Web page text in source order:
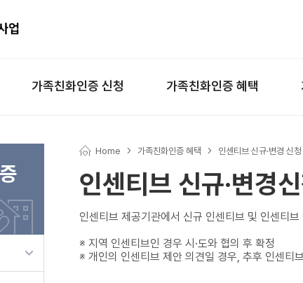
가족친화인증 신청 가족친화인증 혜택
Home 가족친화인증 혜택 인센티브 신규·변경 신청
인센티브 신규·변경
인센티브 제공기관에서 신규 인센티브 및 인센티
※ 지역 인센티브인 경우 시·도와 협의 후 확정
※ 개인의 인센티브 제안 의견일 경우, 추후 인센티